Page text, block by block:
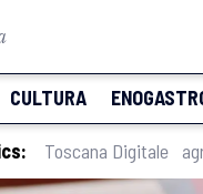
CULTURA
Toscana Digitale